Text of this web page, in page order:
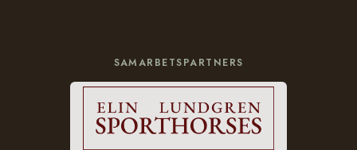
SAMARBETSPARTNERS